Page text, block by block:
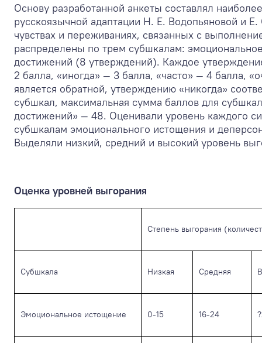
Основу разработанной анкеты составлял
русскоязычной адаптации Н. Е. Водопьяновой и
чувствах и переживаниях, связанных с
распределены по трем субшкалам:
достижений (8 утверждений). Каждое
2 балла, «иногда» — 3 балла, «часто» — 4 балла,
является обратной, утверждению «никогда»
субшкал, максимальная сумма баллов для
достижений» — 48. Оценивали уровень каждого
субшкалам эмоционального истощения и
Выделяли низкий, средний и высокий уровень
Оценка уровней выгорания
Степень выгорания
Субшкала Низкая Средняя
Эмоциональное истощение 0-15 16-24